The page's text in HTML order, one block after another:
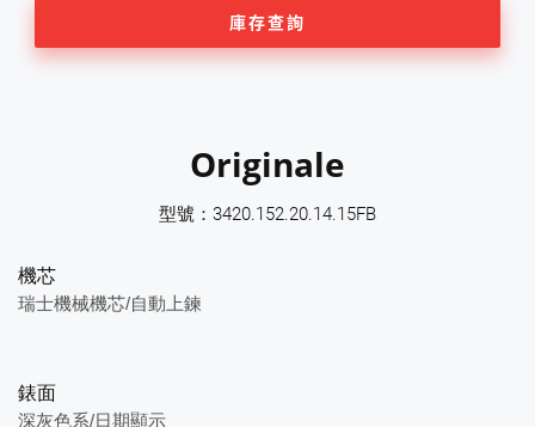
庫存查詢
Originale
型號：3420.152.20.14.15FB
機芯
瑞士機械機芯/自動上鍊
錶面
深灰色系/日期顯示